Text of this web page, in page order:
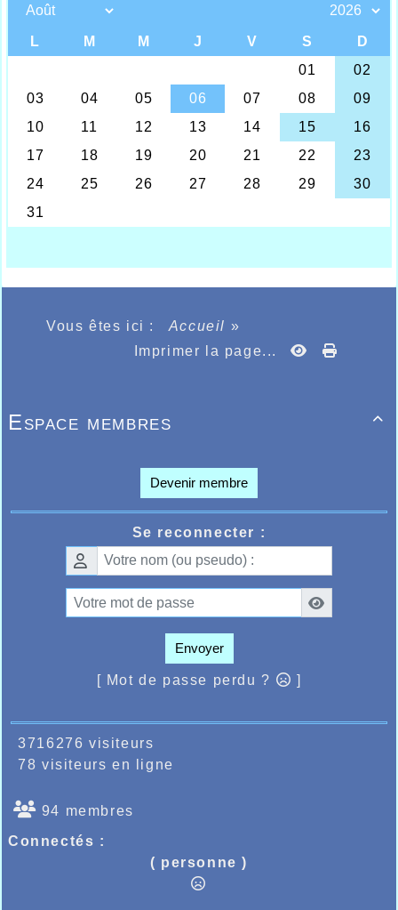
Anaïs Courtois qui sur 60m devait réaliser 9.14 et
toujours sur 60m réalisait en série 8.36 pour
terminer 3èmede sa finale en 8.32.
Il y avait également le cross de Harnes dans le Pas
de Calais où sur le cross long Franck Van Lierde
terminait 72
au scratch et 29
master, alors
ème ème
master. Chez les poussins masculins, le jeune
sur le cross court, le cadet Quentin Dekeister
prenait la 98ème place et 20ème dans sa catégorie
LEO CROWET REMPORTE LE CROSS DE
Il fallait remarquer également durant le week-end
le déplacement du senior Léo Crowet qui en visite
9kms, Léo qui cet hiver sera sans doute un des
Vous êtes ici : Accueil »
Imprimer la page...

Espace membres
Devenir membre
Se reconnecter :
Envoyer
[ Mot de passe perdu ? ]
3716276 visiteurs
78 visiteurs en ligne
94 membres
Connectés :
( personne )